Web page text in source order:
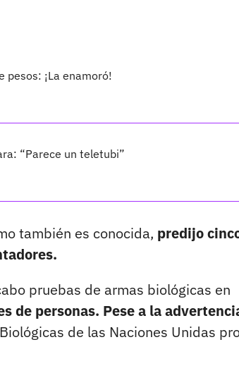
¡La enamoró!
“Parece un teletubi”
también es conocida, predijo
pruebas de armas biológicas en
de personas. Pese a la
de las Naciones Unidas